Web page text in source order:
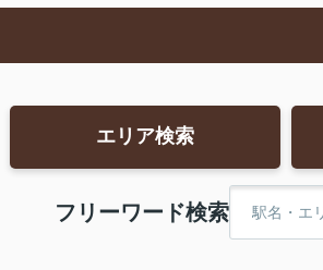
エリア検索
フリーワード検索